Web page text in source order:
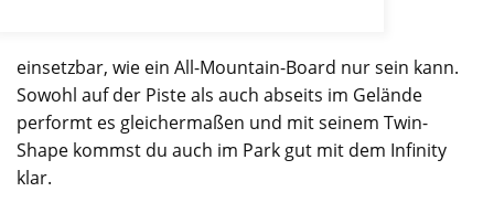
einsetzbar, wie ein All-Mountain-Board nur sein kann.
Sowohl auf der Piste als auch abseits im Gelände
performt es gleichermaßen und mit seinem Twin-
Shape kommst du auch im Park gut mit dem Infinity
klar.